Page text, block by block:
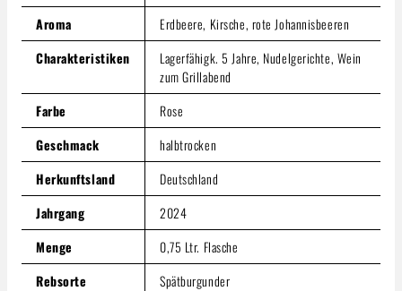
Produkt Anzahl: Gib den gewünschten Wert ein oder
In den Warenkorb
Aroma
Erdbeere, Kirsche, rote Johannisbeeren
Charakteristiken
Lagerfähigk. 5 Jahre, Nudelgerichte, Wein
zum Grillabend
Farbe
Rose
Geschmack
halbtrocken
Herkunftsland
Deutschland
Jahrgang
2024
Menge
0,75 Ltr. Flasche
Rebsorte
Spätburgunder